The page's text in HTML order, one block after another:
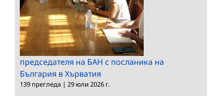
председателя на БАН с посланика на
България в Хърватия
139 прегледа | 29 юли 2026 г.